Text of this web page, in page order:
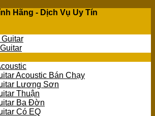
Hãng - Dịch Vụ Uy Tín
Guitar
Acoustic Bán Chạy
Lương Sơn
Thuận
Ba Đờn
Có EQ